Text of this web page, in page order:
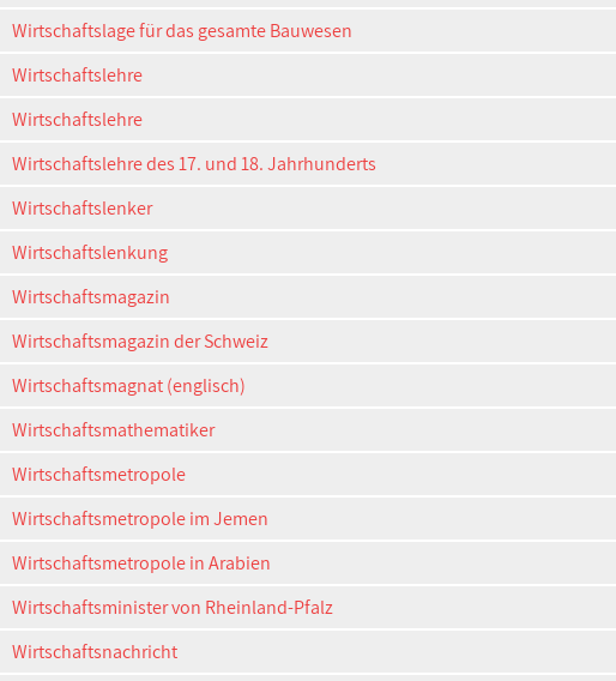
Wirtschaftslage für das gesamte Bauwesen
Wirtschaftslehre
Wirtschaftslehre
Wirtschaftslehre des 17. und 18. Jahrhunderts
Wirtschaftslenker
Wirtschaftslenkung
Wirtschaftsmagazin
Wirtschaftsmagazin der Schweiz
Wirtschaftsmagnat (englisch)
Wirtschaftsmathematiker
Wirtschaftsmetropole
Wirtschaftsmetropole im Jemen
Wirtschaftsmetropole in Arabien
Wirtschaftsminister von Rheinland-Pfalz
Wirtschaftsnachricht